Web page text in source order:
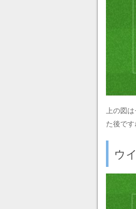
上の図
た後で
ウ